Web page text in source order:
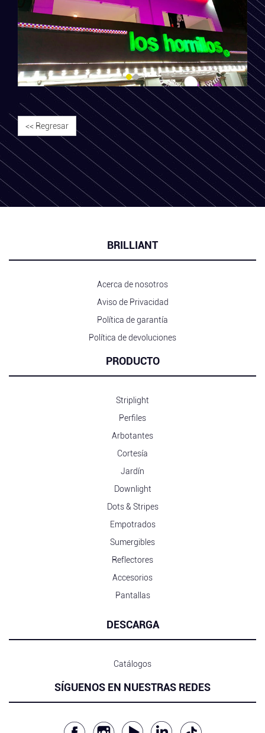
<< Regresar
BRILLIANT
Acerca de nosotros
Aviso de Privacidad
Política de garantía
Política de devoluciones
PRODUCTO
Striplight
Perfiles
Arbotantes
Cortesía
Jardín
Downlight
Dots & Stripes
Empotrados
Sumergibles
Reflectores
Accesorios
Pantallas
DESCARGA
Catálogos
SÍGUENOS EN NUESTRAS REDES